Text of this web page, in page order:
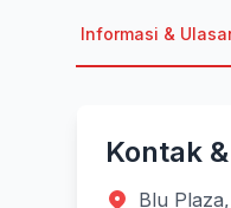
Informasi &
Kontak
Blu